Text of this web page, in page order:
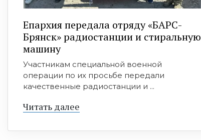
Епархия передала отряду «БАРС-
Брянск» радиостанции и стиральную
машину
Участникам специальной военной
операции по их просьбе передали
качественные радиостанции и ...
Читать далее